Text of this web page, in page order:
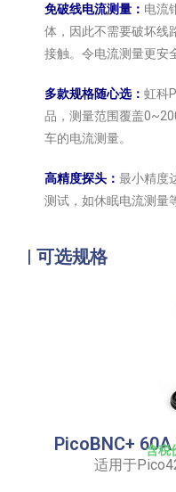
免破线电流测量： 电流
体，因此不需要破坏线
接触。令电流测量更安
多款规格随心选： 虹科
品，测量范围覆盖
车的电流测量。
高精度探头： 最小精度
测试，如休眠电流测量
| 可选规格
PicoBNC+ 60A
含税
适用于